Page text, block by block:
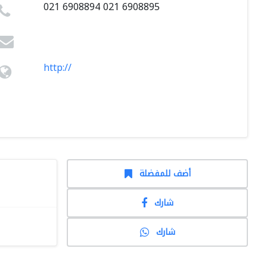
021 6908894 021 6908895
http://
أضف للمفضلة
شارك
شارك